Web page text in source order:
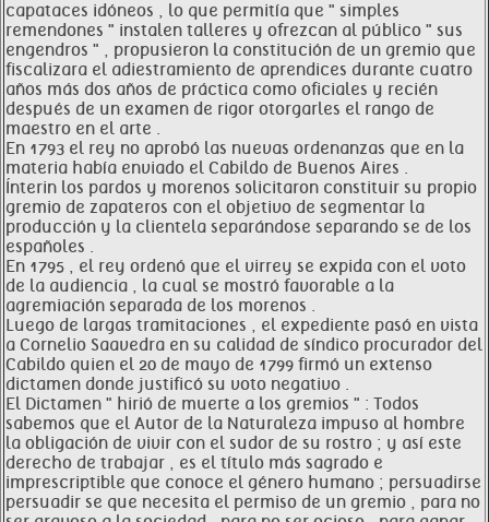
capataces idóneos , lo que permitía que " simples
remendones " instalen talleres y ofrezcan al público " sus
engendros " , propusieron la constitución de un gremio que
fiscalizara el adiestramiento de aprendices durante cuatro
años más dos años de práctica como oficiales y recién
después de un examen de rigor otorgarles el rango de
maestro en el arte .
En 1793 el rey no aprobó las nuevas ordenanzas que en la
materia había enviado el Cabildo de Buenos Aires .
Ínterin los pardos y morenos solicitaron constituir su propio
gremio de zapateros con el objetivo de segmentar la
producción y la clientela separándose separando se de los
españoles .
En 1795 , el rey ordenó que el virrey se expida con el voto
de la audiencia , la cual se mostró favorable a la
agremiación separada de los morenos .
Luego de largas tramitaciones , el expediente pasó en vista
a Cornelio Saavedra en su calidad de síndico procurador del
Cabildo quien el 20 de mayo de 1799 firmó un extenso
dictamen donde justificó su voto negativo .
El Dictamen " hirió de muerte a los gremios " : Todos
sabemos que el Autor de la Naturaleza impuso al hombre
la obligación de vivir con el sudor de su rostro ; y así este
derecho de trabajar , es el título más sagrado e
imprescriptible que conoce el género humano ; persuadirse
persuadir se que necesita el permiso de un gremio , para no